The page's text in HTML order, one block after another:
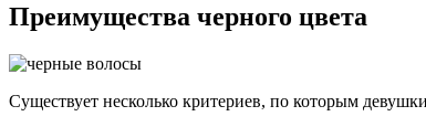
Преимущества черного цвета
Существует несколько критериев, по которым